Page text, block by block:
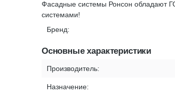
Фасадные системы Ронсон обладают
системами!
Бренд:
Основные характеристики
Производитель:
Назначение: